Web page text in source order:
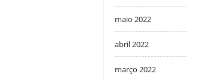
maio 2022
abril 2022
março 2022